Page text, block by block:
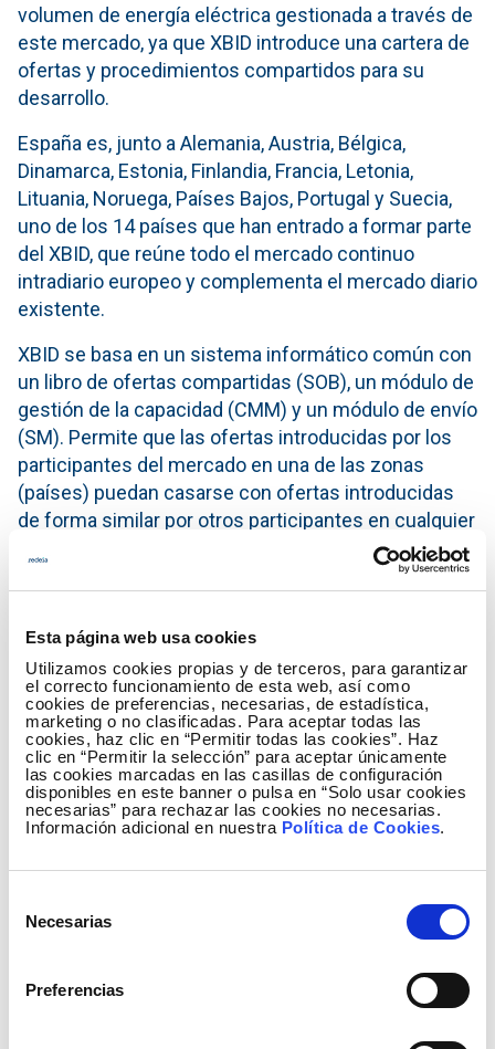
Esta página web usa cookies
Utilizamos cookies propias y de terceros, para garantizar
el correcto funcionamiento de esta web, así como
cookies de preferencias, necesarias, de estadística,
marketing o no clasificadas. Para aceptar todas las
cookies, haz clic en “Permitir todas las cookies”. Haz
clic en “Permitir la selección” para aceptar únicamente
las cookies marcadas en las casillas de configuración
disponibles en este banner o pulsa en “Solo usar cookies
necesarias” para rechazar las cookies no necesarias.
Información adicional en nuestra Política de Cookies.
Necesarias
Preferencias
volumen de energía eléctrica gestionada a través de
este mercado, ya que XBID introduce una cartera de
ofertas y procedimientos compartidos para su
desarrollo.
España es, junto a Alemania, Austria, Bélgica,
Dinamarca, Estonia, Finlandia, Francia, Letonia,
Lituania, Noruega, Países Bajos, Portugal y Suecia,
uno de los 14 países que han entrado a formar parte
del XBID, que reúne todo el mercado continuo
intradiario europeo y complementa el mercado diario
existente.
XBID se basa en un sistema informático común con
un libro de ofertas compartidas (SOB), un módulo de
gestión de la capacidad (CMM) y un módulo de envío
(SM). Permite que las ofertas introducidas por los
participantes del mercado en una de las zonas
(países) puedan casarse con ofertas introducidas
de forma similar por otros participantes en cualquier
otra zona dentro del alcance del proyecto siempre
que haya capacidad de interconexión internacional
Así, con XBID se admite tanto la asignación explícita
en la frontera entre Alemania y Francia (según lo
solicitado por las comisiones reguladoras) como el
comercio continuo implícito en todas las fronteras
de los 14 países europeos mencionados. Durante el
2019, otros países europeos formarán parte de XBID
en una segunda fase de integración de mercados de
horizonte intradiario europeos.
europeos está en línea con el objetivo que ha
mercados intradiarios en toda Europa, clave para
completar la creación de un Mercado Interior de la